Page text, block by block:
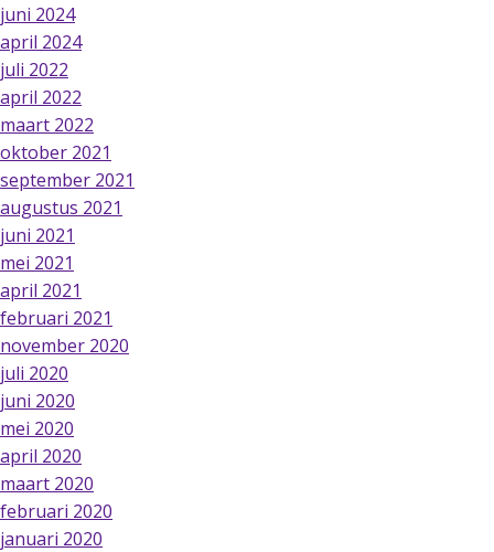
juni 2024
april 2024
juli 2022
april 2022
maart 2022
oktober 2021
september 2021
augustus 2021
juni 2021
mei 2021
april 2021
februari 2021
november 2020
juli 2020
juni 2020
mei 2020
april 2020
maart 2020
februari 2020
januari 2020